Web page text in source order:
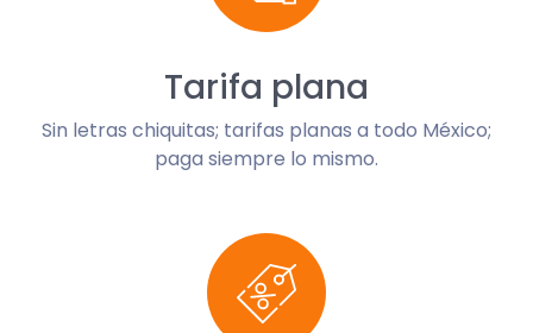
Tarifa plana
Sin letras chiquitas; tarifas planas a todo México;
paga siempre lo mismo.